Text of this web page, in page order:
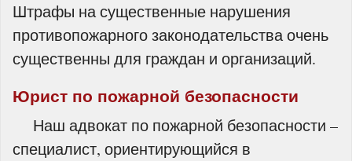
Штрафы на существенные нарушения
противопожарного законодательства очень
существенны для граждан и организаций.
Юрист по пожарной безопасности
Наш адвокат по пожарной безопасности –
специалист, ориентирующийся в